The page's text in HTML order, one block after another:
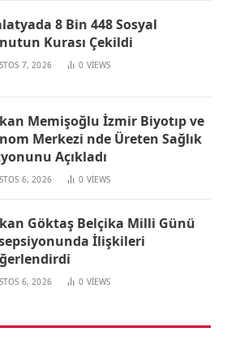
8 Bin 448 Sosyal
Kurası Çekildi
7, 2026 0 VIEWS
Memişoğlu İzmir Biyotıp ve
Merkezi nde Üreten Sağlık
Açıkladı
6, 2026 0 VIEWS
Göktaş Belçika Milli Günü
İlişkileri
6, 2026 0 VIEWS